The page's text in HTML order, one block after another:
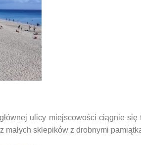
ulicy miejscowości ciągnie
małych sklepików z drobnymi